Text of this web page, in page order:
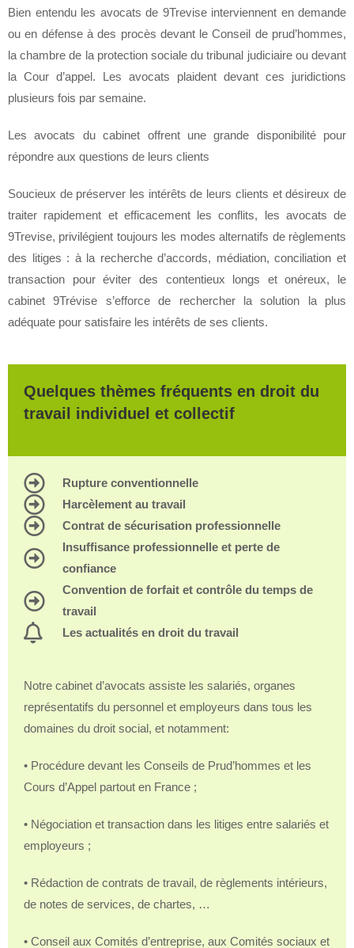
Bien entendu les avocats de 9Trevise interviennent en demande
ou en défense à des procès devant le Conseil de prud’hommes,
la chambre de la protection sociale du tribunal judiciaire ou devant
la Cour d’appel. Les avocats plaident devant ces juridictions
plusieurs fois par semaine.
Les avocats du cabinet offrent une grande disponibilité pour
répondre aux questions de leurs clients
Soucieux de préserver les intérêts de leurs clients et désireux de
traiter rapidement et efficacement les conflits, les avocats de
9Trevise, privilégient toujours les modes alternatifs de règlements
des litiges : à la recherche d’accords, médiation, conciliation et
transaction pour éviter des contentieux longs et onéreux, le
cabinet 9Trévise s’efforce de rechercher la solution la plus
adéquate pour satisfaire les intérêts de ses clients.
Quelques thèmes fréquents en droit du
travail individuel et collectif
Rupture conventionnelle
Harcèlement au travail
Contrat de sécurisation professionnelle
Insuffisance professionnelle et perte de
confiance
Convention de forfait et contrôle du temps de
travail
Les actualités en droit du travail
Notre cabinet d’avocats assiste les salariés, organes
représentatifs du personnel et employeurs dans tous les
domaines du droit social, et notamment:
• Procédure devant les Conseils de Prud’hommes et les
Cours d’Appel partout en France ;
• Négociation et transaction dans les litiges entre salariés et
employeurs ;
• Rédaction de contrats de travail, de règlements intérieurs,
de notes de services, de chartes, …
• Conseil aux Comités d’entreprise, aux Comités sociaux et